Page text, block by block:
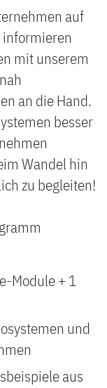
auf
informieren
mit unserem
an die Hand.
besser
Wandel hin
zu begleiten!
Module + 1
und
aus